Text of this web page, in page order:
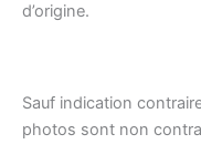
d’origine.
Sauf indication
photos sont non